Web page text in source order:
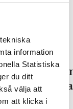
information
Statistiska
du ditt
välja att
att klicka i